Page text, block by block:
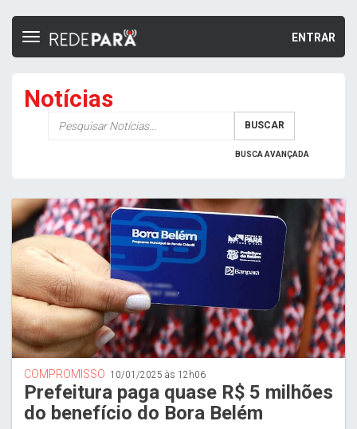
ENTRAR
Toggle
Notícias
BUSCAR
BUSCA AVANÇADA
COMPROMISSO 10/01/2025 às 12h06
Prefeitura paga quase R$ 5 milhões
do benefício do Bora Belém